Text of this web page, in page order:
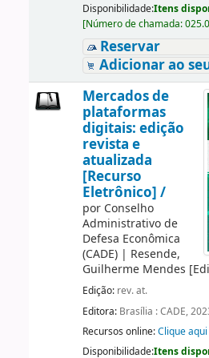
Disponibilidade:Itens
[Número de chamada:
Reservar
Adicionar ao
Mercados de
plataformas
digitais: edição
revista e
atualizada
[Recurso
Eletrônico] /
por Conselho
Administrativo de
Defesa Econômica
(CADE)| Resende,
Guilherme Mendes
Edição: rev. at.
Editora: Brasília : CADE,
Recursos online:Clique
Disponibilidade:Itens